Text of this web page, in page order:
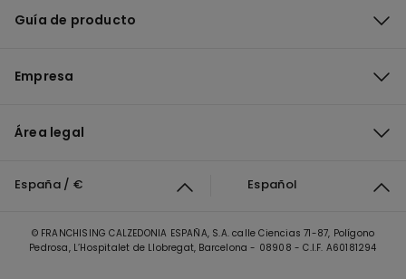
Guía de producto
Empresa
Área legal
España / € Español
© FRANCHISING CALZEDONIA ESPAÑA, S.A. calle Ciencias 71-87, Polígono
Pedrosa, L’Hospitalet de Llobregat, Barcelona - 08908 - C.I.F. A60181294